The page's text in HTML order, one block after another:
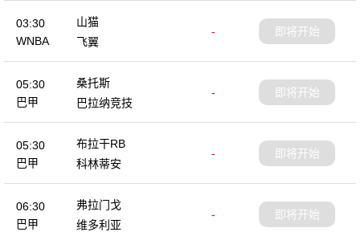
03:30
WNBA
山猫
-
飞翼
即将开始
05:30
巴甲
桑托斯
-
巴拉纳竞技
即将开始
05:30
巴甲
布拉干RB
-
科林蒂安
即将开始
06:30
巴甲
弗拉门戈
-
维多利亚
即将开始